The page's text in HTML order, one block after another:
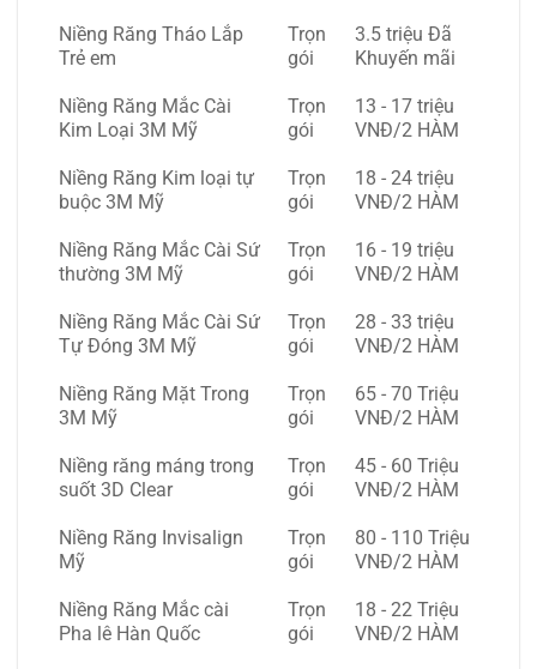
Niềng Răng Tháo Lắp
Trẻ em
Trọn
gói
3.5 triệu Đã
Khuyến mãi
Niềng Răng Mắc Cài
Kim Loại 3M Mỹ
Trọn
gói
13 - 17 triệu
VNĐ/2 HÀM
Niềng Răng Kim loại tự
buộc 3M Mỹ
Trọn
gói
18 - 24 triệu
VNĐ/2 HÀM
Niềng Răng Mắc Cài Sứ
thường 3M Mỹ
Trọn
gói
16 - 19 triệu
VNĐ/2 HÀM
Niềng Răng Mắc Cài Sứ
Tự Đóng 3M Mỹ
Trọn
gói
28 - 33 triệu
VNĐ/2 HÀM
Niềng Răng Mặt Trong
3M Mỹ
Trọn
gói
65 - 70 Triệu
VNĐ/2 HÀM
Niềng răng máng trong
suốt 3D Clear
Trọn
gói
45 - 60 Triệu
VNĐ/2 HÀM
Niềng Răng Invisalign
Mỹ
Trọn
gói
80 - 110 Triệu
VNĐ/2 HÀM
Niềng Răng Mắc cài
Pha lê Hàn Quốc
Trọn
gói
18 - 22 Triệu
VNĐ/2 HÀM